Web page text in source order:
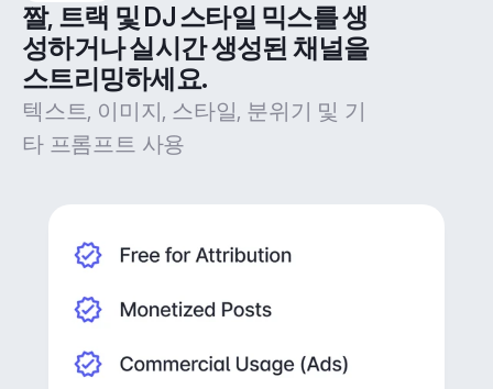
짤, 트랙 및 DJ 스타일 믹스를 생
성하거나 실시간 생성된 채널을
스트리밍하세요.
텍스트, 이미지, 스타일, 분위기 및 기
타 프롬프트 사용